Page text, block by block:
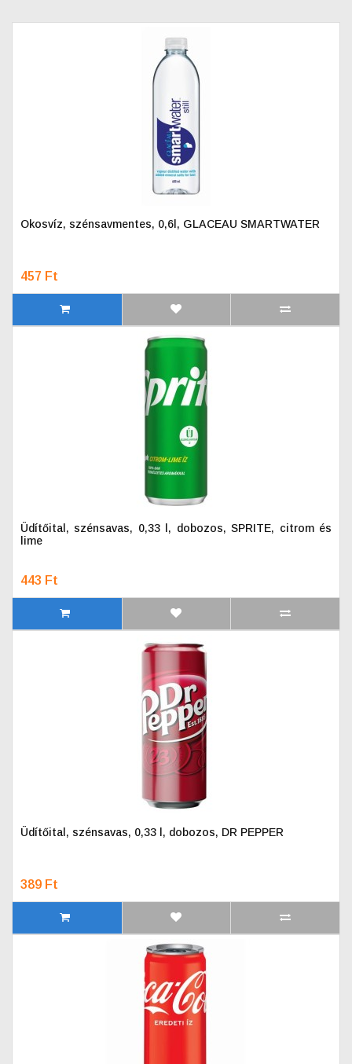
Okosvíz, szénsavmentes, 0,6l, GLACEAU SMARTWATER
457 Ft
Üdítőital, szénsavas, 0,33 l, dobozos, SPRITE, citrom és
lime
443 Ft
Üdítőital, szénsavas, 0,33 l, dobozos, DR PEPPER
389 Ft